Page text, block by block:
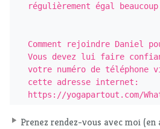
régulièrement égal
Comment rejoindre Daniel
Vous devez lui faire
votre numéro de téléphone
cette adresse internet:
https://yogapartout.com/
Prenez rendez-vous avec moi (en